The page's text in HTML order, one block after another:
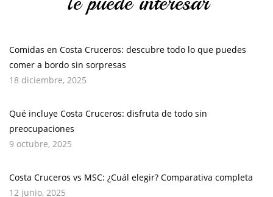
Comidas en Costa Cruceros: descubre todo lo que puedes
comer a bordo sin sorpresas
18 diciembre, 2025
Qué incluye Costa Cruceros: disfruta de todo sin
preocupaciones
9 octubre, 2025
Costa Cruceros vs MSC: ¿Cuál elegir? Comparativa completa
12 junio, 2025